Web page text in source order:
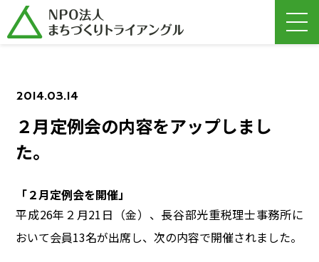
2014.03.14
２月定例会の内容をアップしまし
た。
「２月定例会を開催」
平成26年２月21日（金）、長谷部光重税理士事務所に
おいて会員13名が出席し、次の内容で開催されました。